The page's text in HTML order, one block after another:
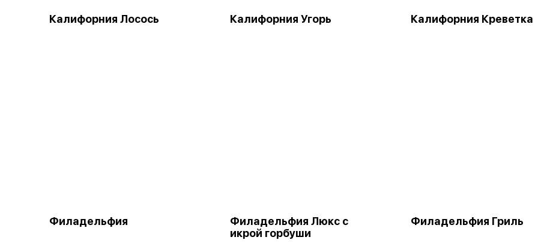
Калифорния Лосось Калифорния Угорь Калифорния Креветка
Филадельфия
Филадельфия Люкс с
икрой горбуши
Филадельфия Гриль